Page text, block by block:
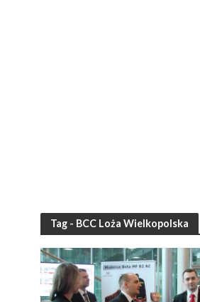
Tag - BCC Loża Wielkopolska